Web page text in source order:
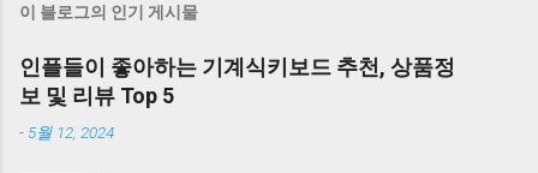
이 블로그의 인기 게시물
인플들이 좋아하는 기계식키보드 추천, 상품정
보 및 리뷰 Top 5
- 5월 12, 2024